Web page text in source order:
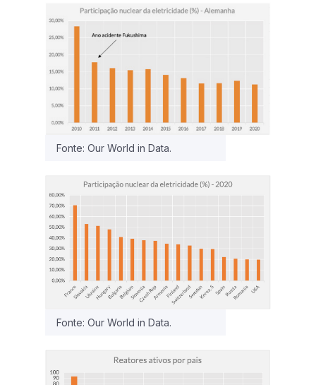
Fonte: Our World in Data.
Fonte: Our World in Data.